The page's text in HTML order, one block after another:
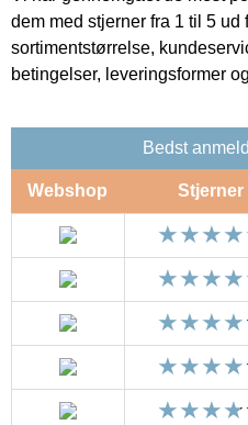
dem med stjerner fra 1 til 5 ud
sortimentstørrelse,
betingelser, leveringsformer
Bedst
Webshop Stjerner